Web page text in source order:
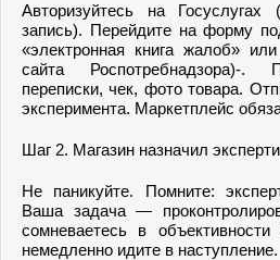
Авторизуйтесь на Госуслугах
запись). Перейдите на форму
«электронная книга жалоб»
сайта Роспотребнадзора)-.
переписки, чек, фото товара.
эксперимента. Маркетплейс
Шаг 2. Магазин назначил
Не паникуйте. Помните:
Ваша задача —
сомневаетесь в
немедленно идите в наступление.